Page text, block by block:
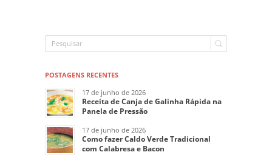
POSTAGENS RECENTES
17 de junho de 2026
Receita de Canja de Galinha Rápida na
Panela de Pressão
17 de junho de 2026
Como fazer Caldo Verde Tradicional
com Calabresa e Bacon